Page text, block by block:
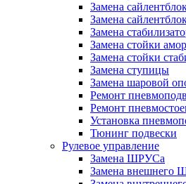
Замена
Замена
Замена
Замена стойки
Замена стойки
Замена ступицы
Замена шаровой
Ремонт
Ремонт
Установка
Тюнинг подвески
Рулевое управление
Замена ШРУСа
Замена внешнего